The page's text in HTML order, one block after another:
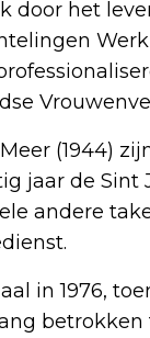
door het
(1944)
jaar de
andere
in 1976,